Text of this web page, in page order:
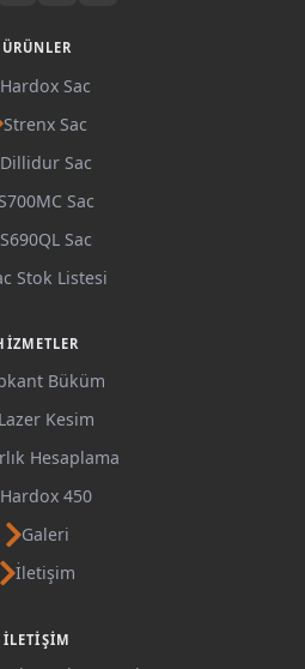
ÜRÜNLER
Hardox Sac
Strenx Sac
Dillidur Sac
Sac
S690QL Sac
Stok Listesi
Büküm
Kesim
Hesaplama
Hardox 450
Galeri
İletişim
İLETIŞIM